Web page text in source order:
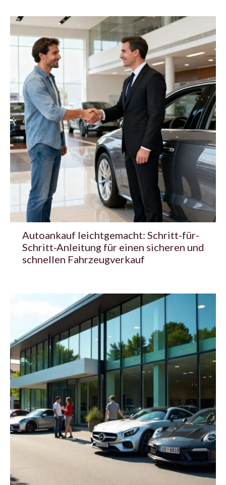
Autoankauf leichtgemacht: Schritt-für-
Schritt-Anleitung für einen sicheren und
schnellen Fahrzeugverkauf